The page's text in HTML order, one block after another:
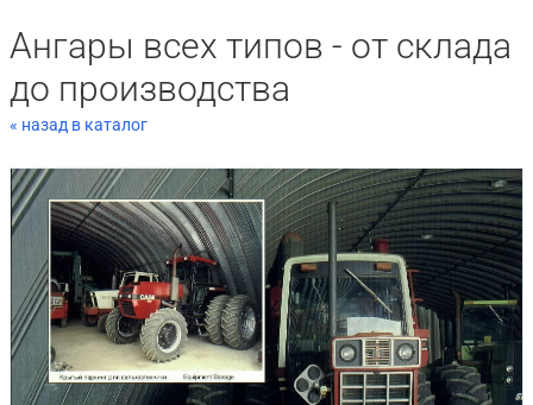
Ангары всех типов - от склада
до производства
« назад в каталог